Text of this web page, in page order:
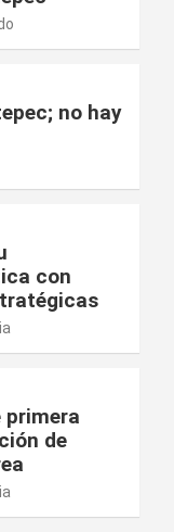
no hay
con
de